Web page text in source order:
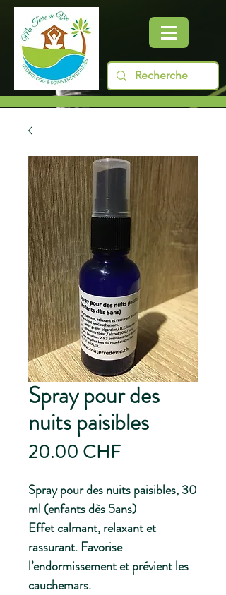
Spray pour des
nuits paisibles
20.00 CHFPrix
Spray pour des nuits paisibles, 30
ml (enfants dès 5ans)
Effet calmant, relaxant et
rassurant. Favorise
l’endormissement et prévient les
cauchemars.